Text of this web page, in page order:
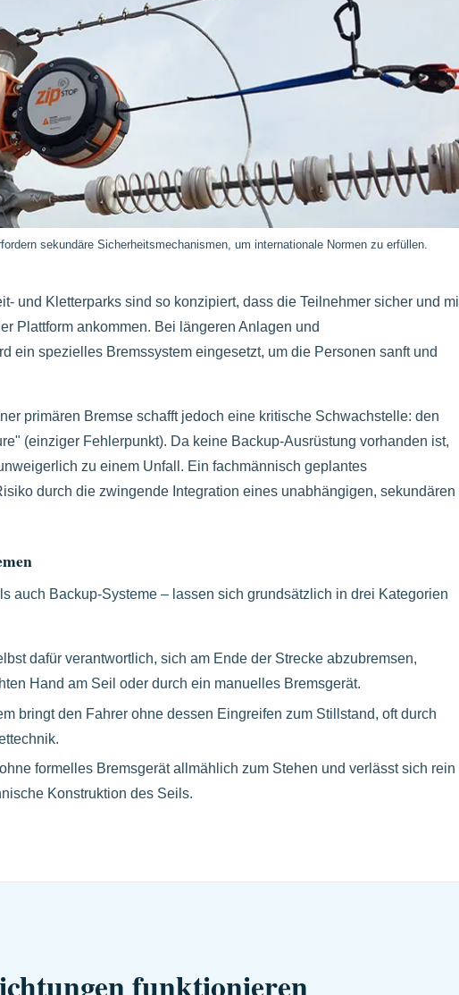
sekundäre Sicherheitsmechanismen, um internationale Normen zu erfüllen.
und Kletterparks sind so konzipiert, dass die Teilnehmer sicher und
Plattform ankommen. Bei längeren Anlagen und
ein spezielles Bremssystem eingesetzt, um die Personen sanft und
primären Bremse schafft jedoch eine kritische Schwachstelle: den
(einziger Fehlerpunkt). Da keine Backup-Ausrüstung vorhanden ist,
zu einem Unfall. Ein fachmännisch geplantes
durch die zwingende Integration eines unabhängigen, sekundären
auch Backup-Systeme – lassen sich grundsätzlich in drei Kategorien
dafür verantwortlich, sich am Ende der Strecke abzubremsen,
Hand am Seil oder durch ein manuelles Bremsgerät.
bringt den Fahrer ohne dessen Eingreifen zum Stillstand, oft durch
formelles Bremsgerät allmählich zum Stehen und verlässt sich rein
Konstruktion des Seils.
funktionieren